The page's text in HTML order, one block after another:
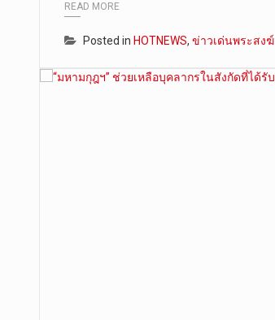
READ MORE
Posted in HOTNEWS, ข่าวเด่นพระสงฆ์